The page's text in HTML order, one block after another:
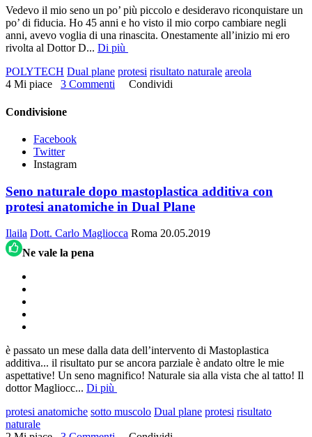
Vedevo il mio seno un po’ più piccolo e desideravo riconquistare un
po’ di fiducia. Ho 45 anni e ho visto il mio corpo cambiare negli
anni, avevo voglia di una rinascita. Onestamente all’inizio mi ero
rivolta al Dottor D... Di più
POLYTECH Dual plane protesi risultato naturale areola
4 Mi piace 3 Commenti Condividi
Condivisione
Facebook
Twitter
Instagram
Seno naturale dopo mastoplastica additiva con
protesi anatomiche in Dual Plane
Ilaila Dott. Carlo Magliocca Roma 20.05.2019
Ne vale la pena
è passato un mese dalla data dell’intervento di Mastoplastica
additiva... il risultato pur se ancora parziale è andato oltre le mie
aspettative! Un seno magnifico! Naturale sia alla vista che al tatto! Il
dottor Magliocc... Di più
protesi anatomiche sotto muscolo Dual plane protesi risultato
naturale